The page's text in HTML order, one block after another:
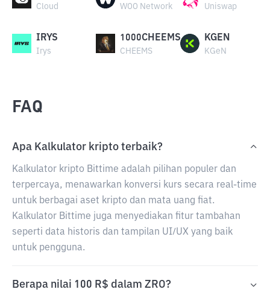
Cloud WOO Network Uniswap
IRYS
Irys
1000CHEEMS
CHEEMS
KGEN
KGeN
FAQ
Apa Kalkulator kripto terbaik?
Kalkulator kripto Bittime adalah pilihan populer dan
terpercaya, menawarkan konversi kurs secara real-time
untuk berbagai aset kripto dan mata uang fiat.
Kalkulator Bittime juga menyediakan fitur tambahan
seperti data historis dan tampilan UI/UX yang baik
untuk pengguna.
Berapa nilai 100 R$ dalam ZRO?